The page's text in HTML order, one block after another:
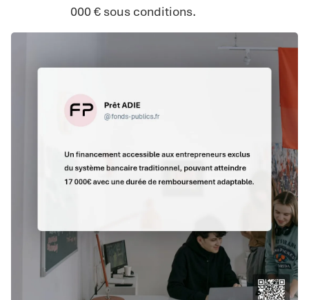
000 € sous conditions.